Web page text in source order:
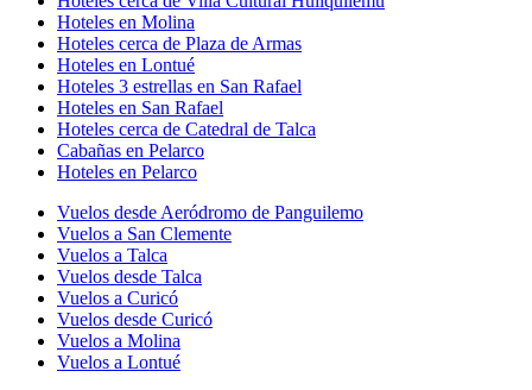
Hoteles en Molina
Hoteles cerca de Plaza de Armas
Hoteles en Lontué
Hoteles 3 estrellas en San Rafael
Hoteles en San Rafael
Hoteles cerca de Catedral de Talca
Cabañas en Pelarco
Hoteles en Pelarco
Vuelos desde Aeródromo de Panguilemo
Vuelos a San Clemente
Vuelos a Talca
Vuelos desde Talca
Vuelos a Curicó
Vuelos desde Curicó
Vuelos a Molina
Vuelos a Lontué